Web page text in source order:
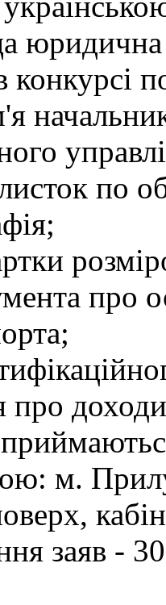
юридична
конкурсі
по
про
про
м.
заяв -